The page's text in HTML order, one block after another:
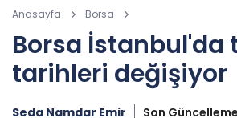
Anasayfa Borsa
Borsa İstanbul'da
tarihleri değişiyor
Seda Namdar Emir Son